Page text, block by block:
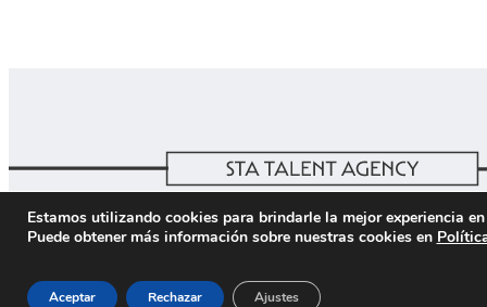
TELÉFONO OFICINA
Estamos utilizando cookies para brindarle la mejor experiencia
Puede obtener más información sobre nuestras cookies en
Aceptar Rechazar Ajustes